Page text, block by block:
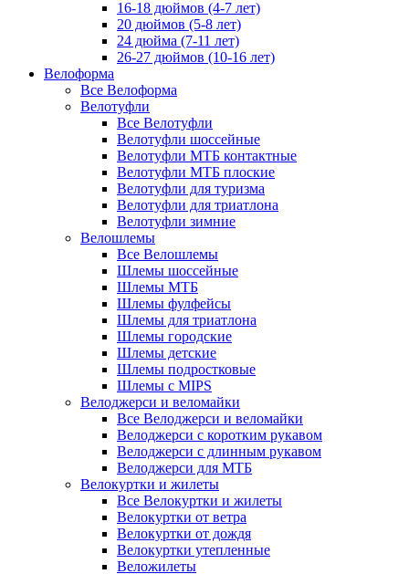
16-18 дюймов (4-7 лет)
20 дюймов (5-8 лет)
24 дюйма (7-11 лет)
26-27 дюймов (10-16 лет)
Велоформа
Все Велоформа
Велотуфли
Все Велотуфли
Велотуфли шоссейные
Велотуфли МТБ контактные
Велотуфли МТБ плоские
Велотуфли для туризма
Велотуфли для триатлона
Велотуфли зимние
Велошлемы
Все Велошлемы
Шлемы шоссейные
Шлемы МТБ
Шлемы фулфейсы
Шлемы для триатлона
Шлемы городские
Шлемы детские
Шлемы подростковые
Шлемы с MIPS
Велоджерси и веломайки
Все Велоджерси и веломайки
Велоджерси с коротким рукавом
Велоджерси с длинным рукавом
Велоджерси для МТБ
Велокуртки и жилеты
Все Велокуртки и жилеты
Велокуртки от ветра
Велокуртки от дождя
Велокуртки утепленные
Веложилеты